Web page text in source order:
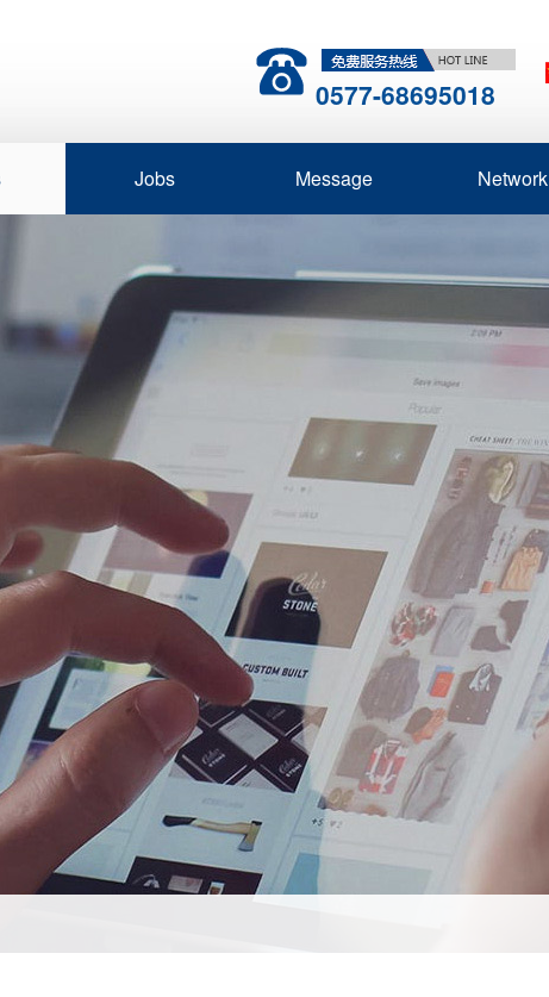
0577-68695018
Jobs Message Network